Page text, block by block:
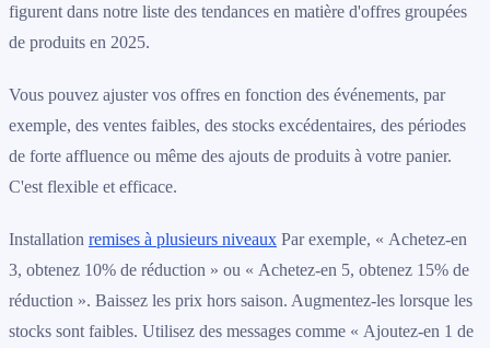
figurent dans notre liste des tendances en matière d'offres groupées
de produits en 2025.
Vous pouvez ajuster vos offres en fonction des événements, par
exemple, des ventes faibles, des stocks excédentaires, des périodes
de forte affluence ou même des ajouts de produits à votre panier.
C'est flexible et efficace.
Installation remises à plusieurs niveaux Par exemple, « Achetez-en
3, obtenez 10% de réduction » ou « Achetez-en 5, obtenez 15% de
réduction ». Baissez les prix hors saison. Augmentez-les lorsque les
stocks sont faibles. Utilisez des messages comme « Ajoutez-en 1 de